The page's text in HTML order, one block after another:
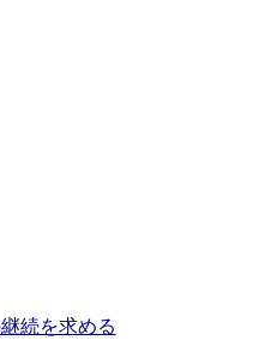
続を求める